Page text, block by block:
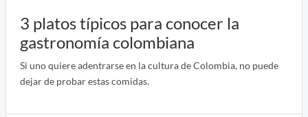
3 platos típicos para conocer la
gastronomía colombiana
Si uno quiere adentrarse en la cultura de Colombia, no puede
dejar de probar estas comidas.